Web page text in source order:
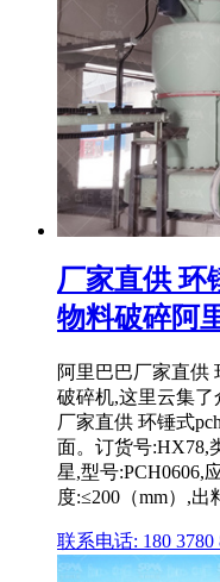
厂家直供 环
物料破碎阿
阿里巴巴厂家直供
破碎机,这里云集
厂家直供 环锤式
面。订货号:HX78,
星,型号:PCH0606,
度:≤200（mm）,出
联系电话: 180 3780